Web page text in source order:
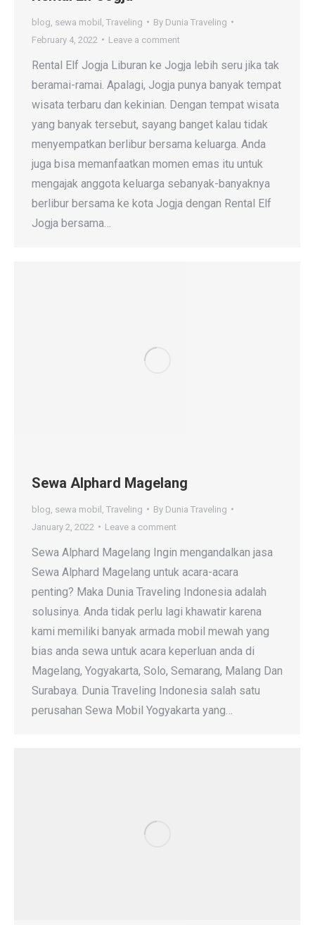
blog sewa mobil Traveling By Dunia Traveling
February 4, 2022
Leave a comment
Rental Elf Jogja Liburan ke Jogja lebih seru jika tak
beramai-ramai. Apalagi, Jogja punya banyak tempat
wisata terbaru dan kekinian. Dengan tempat wisata
yang banyak tersebut, sayang banget kalau tidak
menyempatkan berlibur bersama keluarga. Anda
juga bisa memanfaatkan momen emas itu untuk
mengajak anggota keluarga sebanyak-banyaknya
berlibur bersama ke kota Jogja dengan Rental Elf
Jogja bersama…
Sewa Alphard Magelang
blog sewa mobil Traveling By Dunia Traveling
January 2, 2022
Leave a comment
Sewa Alphard Magelang Ingin mengandalkan jasa
Sewa Alphard Magelang untuk acara-acara
penting? Maka Dunia Traveling Indonesia adalah
solusinya. Anda tidak perlu lagi khawatir karena
kami memiliki banyak armada mobil mewah yang
bias anda sewa untuk acara keperluan anda di
Magelang, Yogyakarta, Solo, Semarang, Malang Dan
Surabaya. Dunia Traveling Indonesia salah satu
perusahan Sewa Mobil Yogyakarta yang…